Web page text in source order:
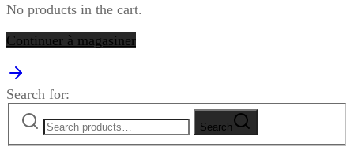
No products in the cart.
Continuer à magasiner
Search for:
Search